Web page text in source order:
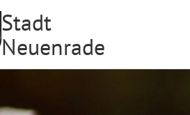
Stadt
Neuenrade